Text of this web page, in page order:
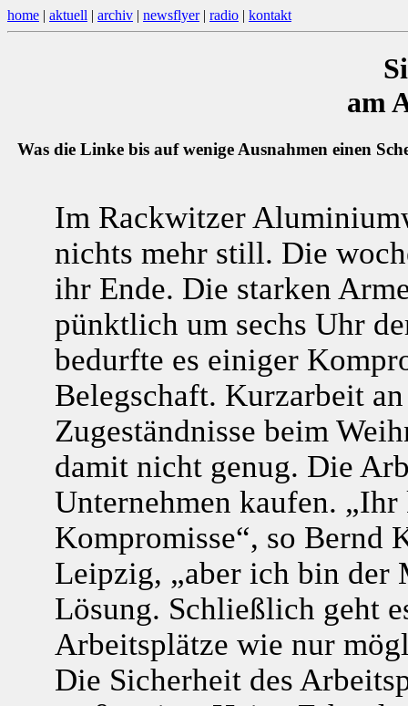
home | aktuell | archiv | newsflyer| radio | kontakt
am
Was die Linke bis auf wenige Ausnahmen einen
Im Rackwitzer
nichts mehr still. Die
ihr Ende. Die starken
pünktlich um sechs Uhr
bedurfte es einiger
Belegschaft. Kurzarbeit
Zugeständnisse beim
damit nicht genug. Die
Unternehmen kaufen.
Kompromisse“, so Bernd
Leipzig, „aber ich bin der
Lösung. Schließlich geht
Arbeitsplätze wie nur
Die Sicherheit des